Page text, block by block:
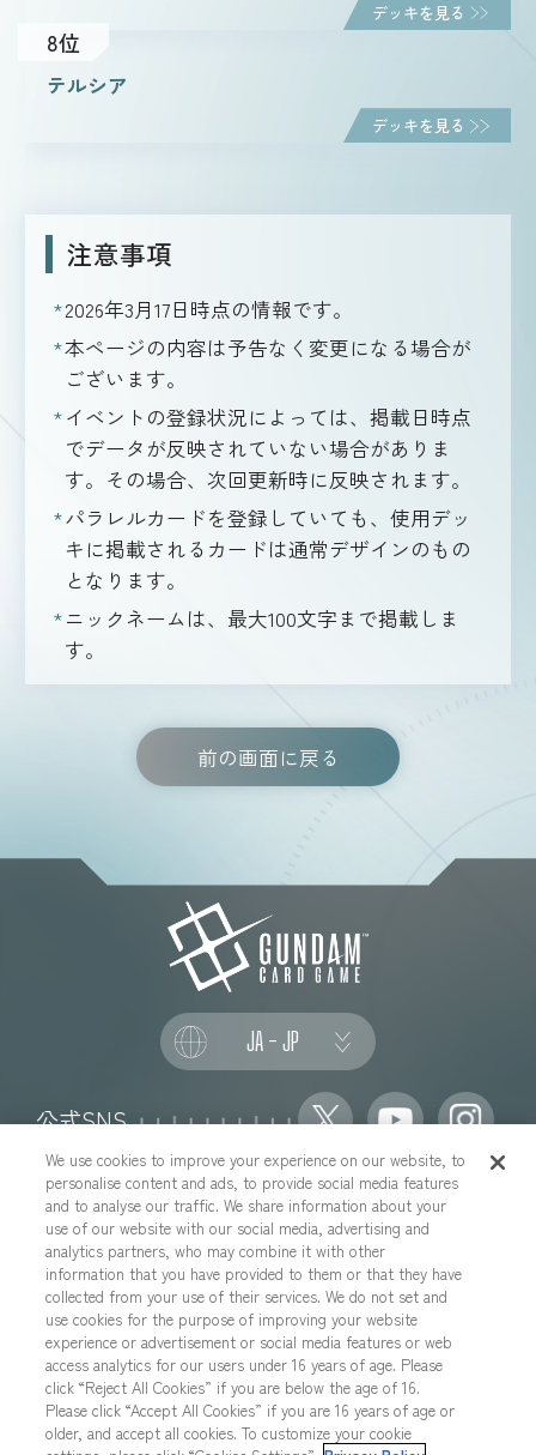
デッキを見る
8位
テルシア
デッキを見る
注意事項
2026年3月17日時点の情報です。
本ページの内容は予告なく変更になる場合が
ございます。
イベントの登録状況によっては、掲載日時点
でデータが反映されていない場合がありま
す。その場合、次回更新時に反映されます。
パラレルカードを登録していても、使用デッ
キに掲載されるカードは通常デザインのもの
となります。
ニックネームは、最大100文字まで掲載しま
す。
前の画面に戻る
JA - JP
公式SNS
推奨環境について
お問い合わせ
Cookies Settings
プライバシーポリシー
プライバシーノーティス
YouTubeガイドラインについて
地域を選択する
本サイトに掲載されているすべての画像・テキスト・データの無断転
We use cookies to improve your experience on our website, to
personalise content and ads, to provide social media features
and to analyse our traffic. We share information about your
use of our website with our social media, advertising and
analytics partners, who may combine it with other
information that you have provided to them or that they have
collected from your use of their services. We do not set and
use cookies for the purpose of improving your website
experience or advertisement or social media features or web
access analytics for our users under 16 years of age. Please
click “Reject All Cookies” if you are below the age of 16.
Please click “Accept All Cookies” if you are 16 years of age or
older, and accept all cookies. To customize your cookie